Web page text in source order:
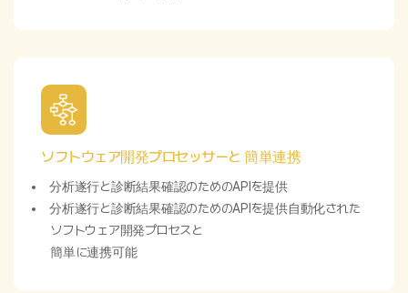
ソフトウェア開発プロセッサーと 簡単連携
分析遂行と診断結果確認のためのAPIを提供
分析遂行と診断結果確認のためのAPIを提供自動化された
ソフトウェア開発プロセスと
簡単に連携可能